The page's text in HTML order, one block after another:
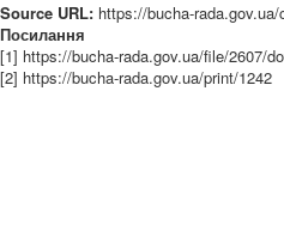
Source URL: https://bucha-
Посилання
[1] https://bucha-rada.gov.ua/file/2607/
[2] https://bucha-rada.gov.ua/print/1242